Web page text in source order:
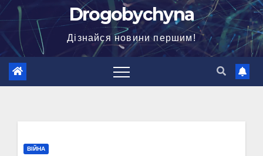
Drogobychyna
Дізнайся новини першим!
ВІЙНА